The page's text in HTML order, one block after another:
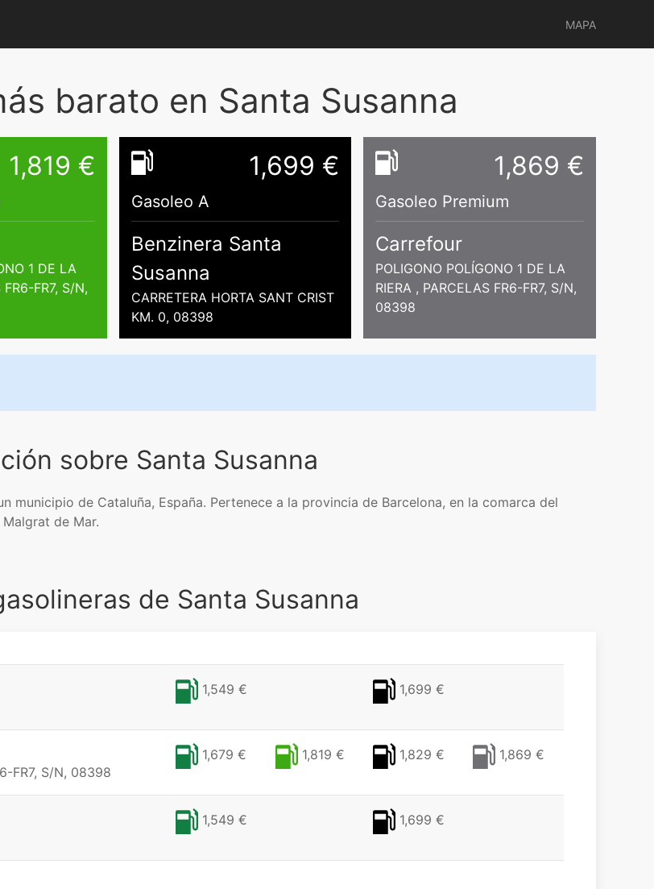
MAPA
barato en Santa Susanna
1,819 €
1 DE LA
FR6-FR7, S/N,
1,699 €
Gasoleo A
Benzinera Santa
Susanna
CARRETERA HORTA SANT CRIST
KM. 0, 08398
1,869 €
Gasoleo Premium
Carrefour
POLIGONO POLÍGONO 1 DE LA
RIERA , PARCELAS FR6-FR7, S/N,
08398
sobre Santa Susanna
municipio de Cataluña, España. Pertenece a la provincia de Barcelona, en la comarca del
de Mar.
de Santa Susanna
1,549 € 1,699 €
FR7, S/N, 08398
1,679 € 1,819 € 1,829 € 1,869 €
1,549 € 1,699 €